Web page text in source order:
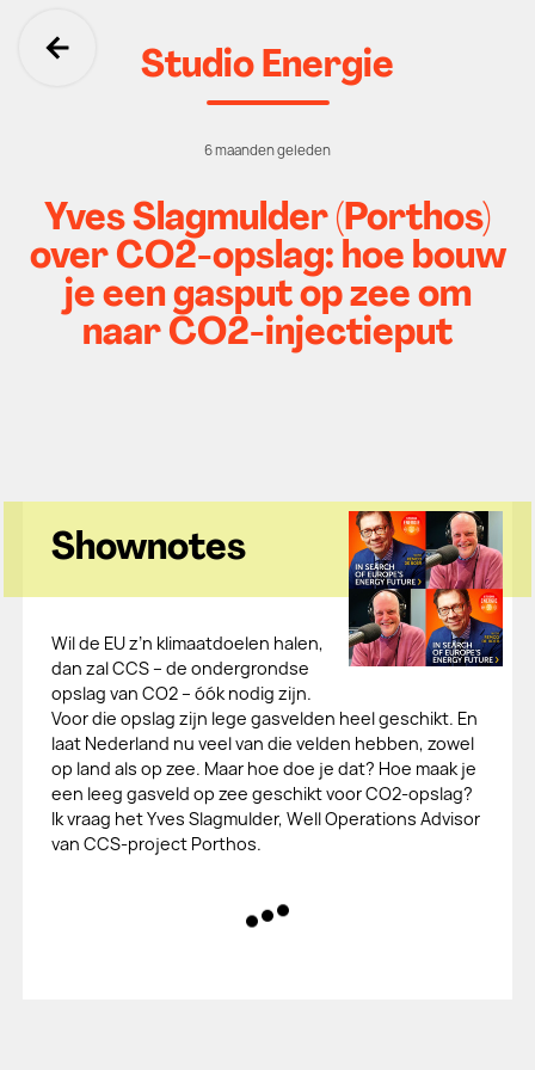
Ga terugStudio Energie
6 maanden geleden
Yves Slagmulder (Porthos)
over CO2-opslag: hoe bouw
je een gasput op zee om
naar CO2-injectieput
Shownotes
Wil de EU z’n klimaatdoelen halen,
dan zal CCS – de ondergrondse
opslag van CO2 – óók nodig zijn.
Voor die opslag zijn lege gasvelden heel geschikt. En
laat Nederland nu veel van die velden hebben, zowel
op land als op zee. Maar hoe doe je dat? Hoe maak je
een leeg gasveld op zee geschikt voor CO2-opslag?
Ik vraag het Yves Slagmulder, Well Operations Advisor
van CCS-project Porthos.